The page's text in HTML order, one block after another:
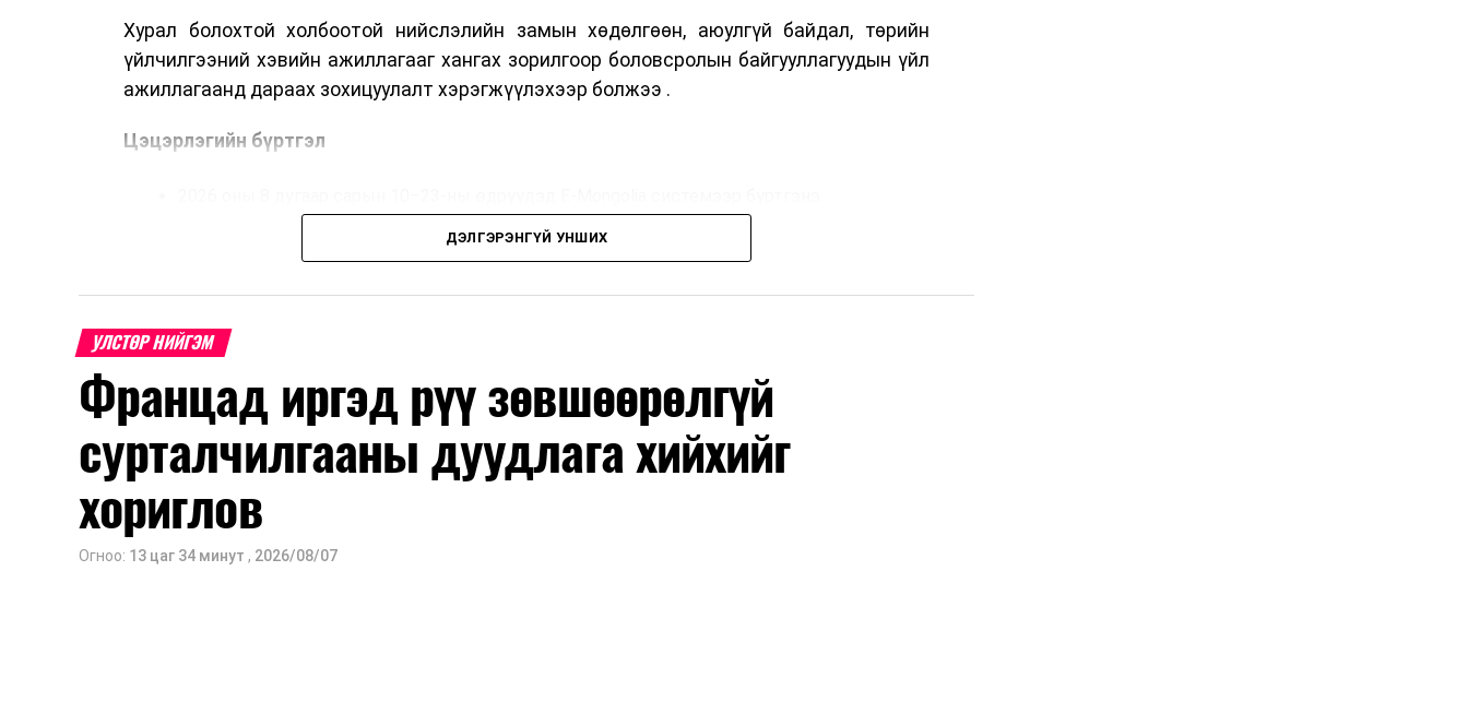
Хурал болохтой холбоотой нийслэлийн замын хөдөлгөөн, аюулгүй байдал, төрийн
үйлчилгээний хэвийн ажиллагааг хангах зорилгоор боловсролын байгууллагуудын үйл
ажиллагаанд дараах зохицуулалт хэрэгжүүлэхээр болжээ .
Цэцэрлэгийн бүртгэл
2026 оны 8 дугаар сарын 17–28-ны өдрүүдэд E-Mongolia системээр бүртгэнэ.
Энэ хугацаанд хүүхэд бүртгэх дэмжлэгийн баг сургуулиуд дээр ажиллахгүй.
2026 оны 9 дүгээр сарын 1-нээс цахимаар эхэлнэ.
2026 оны 9 дүгээр сарын 14-нөөс танхимаар үргэлжилнэ.
Оюутны дотуур байр
2026 оны 9 дүгээр сарын 13-наас оюутнуудыг дотуур байранд оруулж эхэлнэ.
ДЭЛГЭРЭНГҮЙ УНШИХ
УЛСТӨР НИЙГЭМ
Францад иргэд рүү зөвшөөрөлгүй
сурталчилгааны дуудлага хийхийг
хориглов
Огноо: 13 цаг 34 минут , 2026/08/07